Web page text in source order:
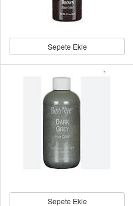
Sepete Ekle
Sepete Ekle